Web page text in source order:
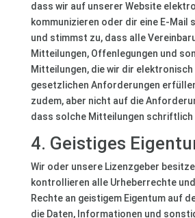
dass wir auf unserer Website
kommunizieren oder dir eine E-Mail
und stimmst zu, dass alle
Mitteilungen, Offenlegungen und
Mitteilungen, die wir dir
gesetzlichen Anforderungen
zudem, aber nicht auf die
dass solche Mitteilungen
4. Geistiges
Wir oder unsere Lizenzgeber
kontrollieren alle Urheberrechte
Rechte an geistigem Eigentum auf
die Daten, Informationen und